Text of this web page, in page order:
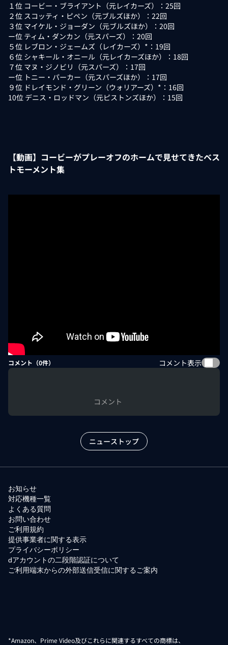
１位 コービー・ブライアント（元レイカーズ）：25回
２位 スコッティ・ピペン（元ブルズほか）：22回
３位 マイケル・ジョーダン（元ブルズほか）：20回
ー位 ティム・ダンカン（元スパーズ）：20回
５位 レブロン・ジェームズ（レイカーズ）*：19回
６位 シャキール・オニール（元レイカーズほか）：18回
７位 マヌ・ジノビリ（元スパーズ）：17回
ー位 トニー・パーカー（元スパーズほか）：17回
９位 ドレイモンド・グリーン（ウォリアーズ）*：16回
10位 デニス・ロッドマン（元ピストンズほか）：15回
【動画】コービーがプレーオフのホームで見せてきたベス
トモーメント集
コメント（0件） コメント表示
コメント
ニューストップ
お知らせ
対応機種一覧
よくある質問
お問い合わせ
ご利用規約
提供事業者に関する表示
プライバシーポリシー
dアカウントの二段階認証について
ご利用端末からの外部送信受信に関するご案内
*Amazon、Prime Video及びこれらに関連するすべての商標は、